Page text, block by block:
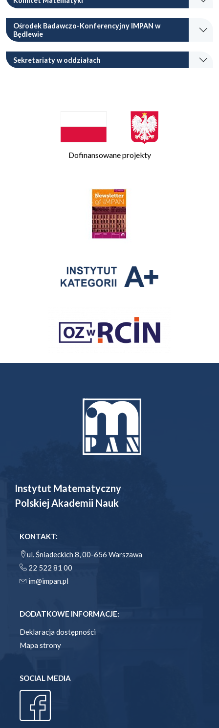
Ośrodek Badawczo-Konferencyjny IMPAN w
Będlewie
Sekretariaty w oddziałach
Dofinansowane projekty
Instytut Matematyczny
Polskiej Akademii Nauk
KONTAKT:
ul. Śniadeckich 8, 00-656 Warszawa
22 522 81 00
im@impan.pl
DODATKOWE INFORMACJE:
Deklaracja dostępności
Mapa strony
SOCIAL MEDIA